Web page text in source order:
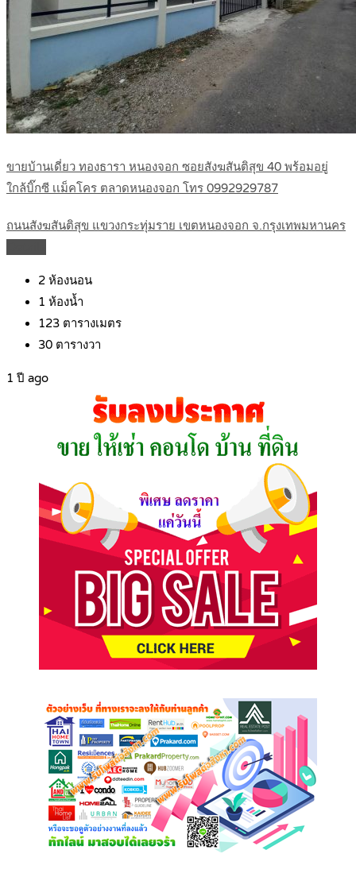
ขายบ้านเดี่ยว ทองธารา หนองจอก ซอยสังฆสันติสุข 40 พร้อมอยู่
ใกล้บิ๊กซี เเม็คโคร ตลาดหนองจอก โทร 0992929787
ถนนสังฆสันติสุข แขวงกระทุ่มราย เขตหนองจอก จ.กรุงเทพมหานคร
2 ห้องนอน
1 ห้องน้ำ
123 ตารางเมตร
30 ตารางวา
1 ปี ago